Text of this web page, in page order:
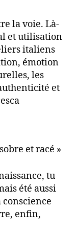
la voie. Là-
et utilisation
italiens
émotion
les
et
et racé »
tu
été aussi
enfin,